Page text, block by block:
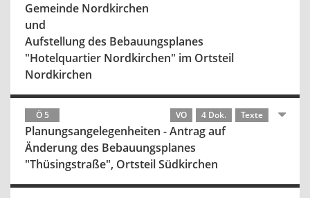
Gemeinde Nordkirchen
und
Aufstellung des Bebauungsplanes
"Hotelquartier Nordkirchen" im Ortsteil
Nordkirchen
Ö 5 VO 4 Dok. Texte
Planungsangelegenheiten - Antrag auf
Änderung des Bebauungsplanes
"Thüsingstraße", Ortsteil Südkirchen